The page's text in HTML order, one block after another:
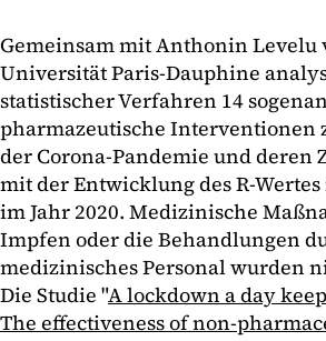
Gemeinsam mit Anthonin Levelu
Universität Paris-Dauphine
statistischer Verfahren 14
pharmazeutische Interventionen
der Corona-Pandemie und deren
mit der Entwicklung des R-
im Jahr 2020. Medizinische
Impfen oder die Behandlungen
medizinisches Personal wurden
Die Studie "A lockdown a day
The effectiveness of non-